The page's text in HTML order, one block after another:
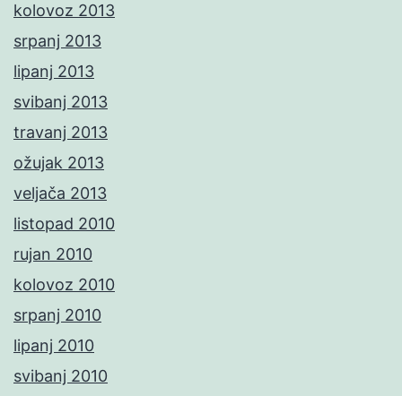
kolovoz 2013
srpanj 2013
lipanj 2013
svibanj 2013
travanj 2013
ožujak 2013
veljača 2013
listopad 2010
rujan 2010
kolovoz 2010
srpanj 2010
lipanj 2010
svibanj 2010